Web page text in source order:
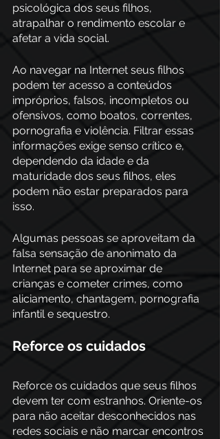
psicológica dos seus filhos,
atrapalhar o rendimento escolar e
afetar a vida social.
Ao navegar na Internet seus filhos
podem ter acesso a conteúdos
impróprios, falsos, incompletos ou
ofensivos, como boatos, correntes,
pornografia e violência. Filtrar essas
informações exige senso crítico e,
dependendo da idade e da
maturidade dos seus filhos, eles
podem não estar preparados para
isso.
Algumas pessoas se aproveitam da
falsa sensação de anonimato da
Internet para se aproximar de
crianças e cometer crimes, como
aliciamento, chantagem, pornografia
infantil e sequestro.
Reforce os cuidados
Reforce os cuidados que seus filhos
devem ter com estranhos. Oriente-os
para não aceitar desconhecidos nas
redes sociais e não marcar encontros